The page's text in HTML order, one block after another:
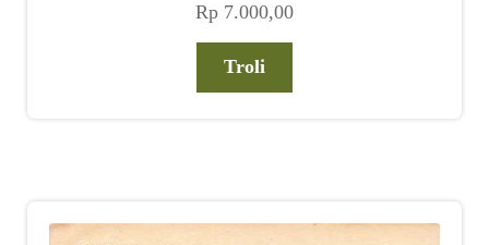
Rp 7.000,00
Troli